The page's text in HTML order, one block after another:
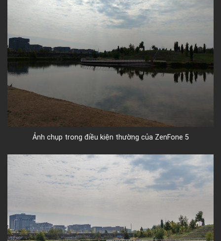
Ảnh chụp trong điều kiện thường của ZenFone 5